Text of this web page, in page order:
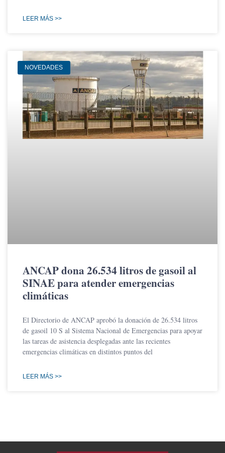
LEER MÁS >>
NOVEDADES
ANCAP dona 26.534 litros de gasoil al
SINAE para atender emergencias
climáticas
El Directorio de ANCAP aprobó la donación de 26.534 litros
de gasoil 10 S al Sistema Nacional de Emergencias para apoyar
las tareas de asistencia desplegadas ante las recientes
emergencias climáticas en distintos puntos del
LEER MÁS >>